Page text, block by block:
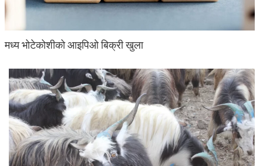
मध्य भोटेकोशीको आइपिओ बिक्री खुला